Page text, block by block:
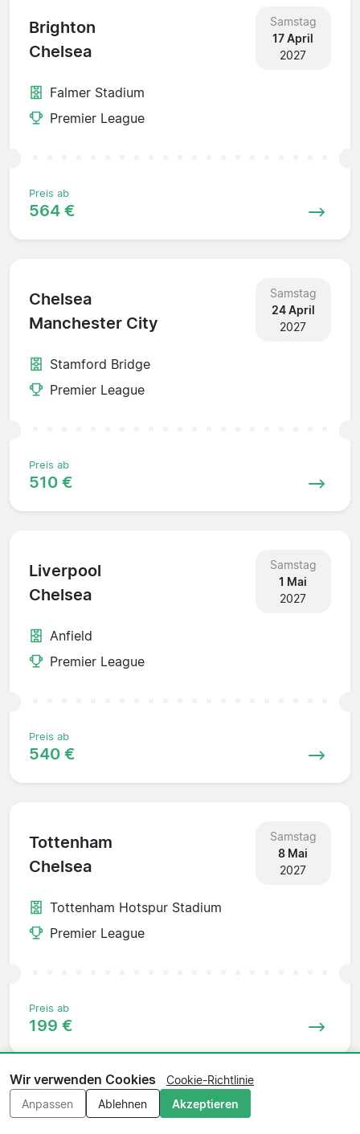
Brighton
Chelsea
Samstag
17 April
2027
Falmer Stadium
Premier League
Preis ab
564 €
Chelsea
Manchester City
Samstag
24 April
2027
Stamford Bridge
Premier League
Preis ab
510 €
Liverpool
Chelsea
Samstag
1 Mai
2027
Anfield
Premier League
Preis ab
540 €
Tottenham
Chelsea
Samstag
8 Mai
2027
Tottenham Hotspur Stadium
Premier League
Preis ab
199 €
Chelsea
Wir verwenden Cookies
Cookie-Richtlinie
Anpassen
Ablehnen Akzeptieren